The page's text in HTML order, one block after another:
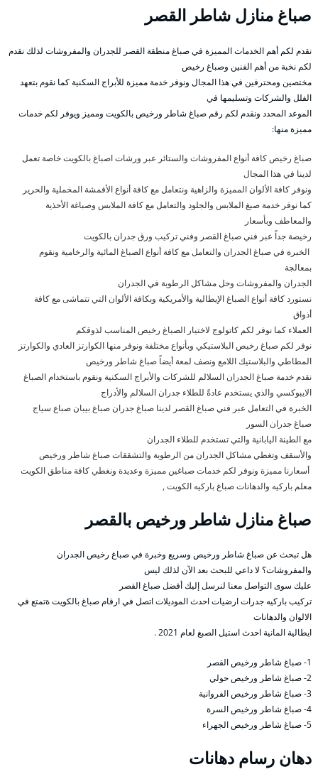
صباغ منازل شاطر القصر
نقدم لكم أهم الخدمات المميزة في صباغ منطقة القصر للجدران والمفروشات لذلك نقدم
لكم نخبة من أهم الفنين وصباغ رخيص
مختصين ومحترفين في هذا المجال ونوفر خدمة مميزة للأبراج السكنية كما نقوم بتعهد
الفلل والشركات وتسليمها في
الموعد المحدد ونقدم لكم رقم صباغ شاطر ورخيص بالكويت ومميز ويوفر لكم خدمات
مميزة منها:
صباغ رخيص كافة أنواع المفروشات والستائر عبر ورشات اصباغ بالكويت خاصة تعمل
لدينا في هذا المجال
ونوفر كافة الألوان المميزة والزاهية ونتعامل مع كافة أنواع الأقمشة المخملية والحرير
كما نوفر خدمة صبغ الملابس والجلود والتعامل مع كافة الملابس وصباغة الأحذية
والمعاطف وبأسعار
رخيصة جداً عبر فني صباغ القصر وفني تركيب ورق جدران بالكويت
الخبرة في صباغ الجدران والتعامل مع كافة أنواع الصباغ المائية والرخامية ونقوم
بمعالجة
الجدران والمفروشات وحل مشاكل الرطوبة في الجدران
نستورد كافة أنواع الصباغ الإيطالية والأمريكية وبكافة الألوان التي تتماشى مع كافة
أذواق
العملاء كما نوفر لكم كاتولوج لاختيار الصباغ رخيص المناسب لذوقكم
نوفر لكم صباغ رخيص البلاستيكي وبأنواع مختلفة ونوفر منها الكوارتز العادي والكوارتز
المطاطي والبلاستيك اللامع ونصف لمعة أيضاً صباغ شاطر ورخيص
نقدم خدمة صباغ الجدران السلالم للشركات والأبراج السكنية ونقوم باستخدام الصباغ
الايبوكسي والذي يستخدم عادةً للطلاء جدران السلالم والأدراج
الخبرة في التعامل عبر فني صباغ القصر لدينا صباغ جدران صباغ بيبان صباع سياج
صباغ جدران السور
مع الطينة اليابانية والتي تستخدم للطلاء الجدران
والأسقف وتغطي مشاكل الجدران من الرطوبة والتشققات صباغ شاطر ورخيص
أسعارنا مميزة ونوفر لكم خدمات صباغين مميزة وعديدة ونغطي كافة مناطق الكويت
معلم باركيه والدهانات صباغ باركيه الكويت ,
صباغ منازل شاطر ورخيص بالقصر
هل تبحث عن صباغ شاطر ورخيص وسريع وخبرة في صباغ رخيص الجدران
والمفروشات؟ لا داعي للبحث بعد الآن لذلك ليس
عليك سوى التواصل معنا لنرسل إليك أفضل صباغ القصر
تركيب باركيه جدرات ارضيات احدث الموديلات اتصل في ارقام صباغ بالكويت ةتمتع في
الالوان والدهانات
ايطالية المانية احدث استيل الصبغ لعام 2021 .
1- صباغ شاطر ورخيص القصر
2- صباغ شاطر ورخيص حولي
3- صباغ شاطر ورخيص الفروانية
4- صباغ شاطر ورخيص السرة
5- صباغ شاطر ورخيص الجهراء
دهان رسام دهانات